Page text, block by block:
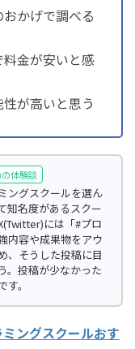
かげで調べる
金が安いと感
が高いと思う
体験談
ングスクールを選ん
知名度があるスクー
には「#プロ
内容や成果物をアウ
、そうした投稿に目
。投稿が少なかった
。
ングスクールおす